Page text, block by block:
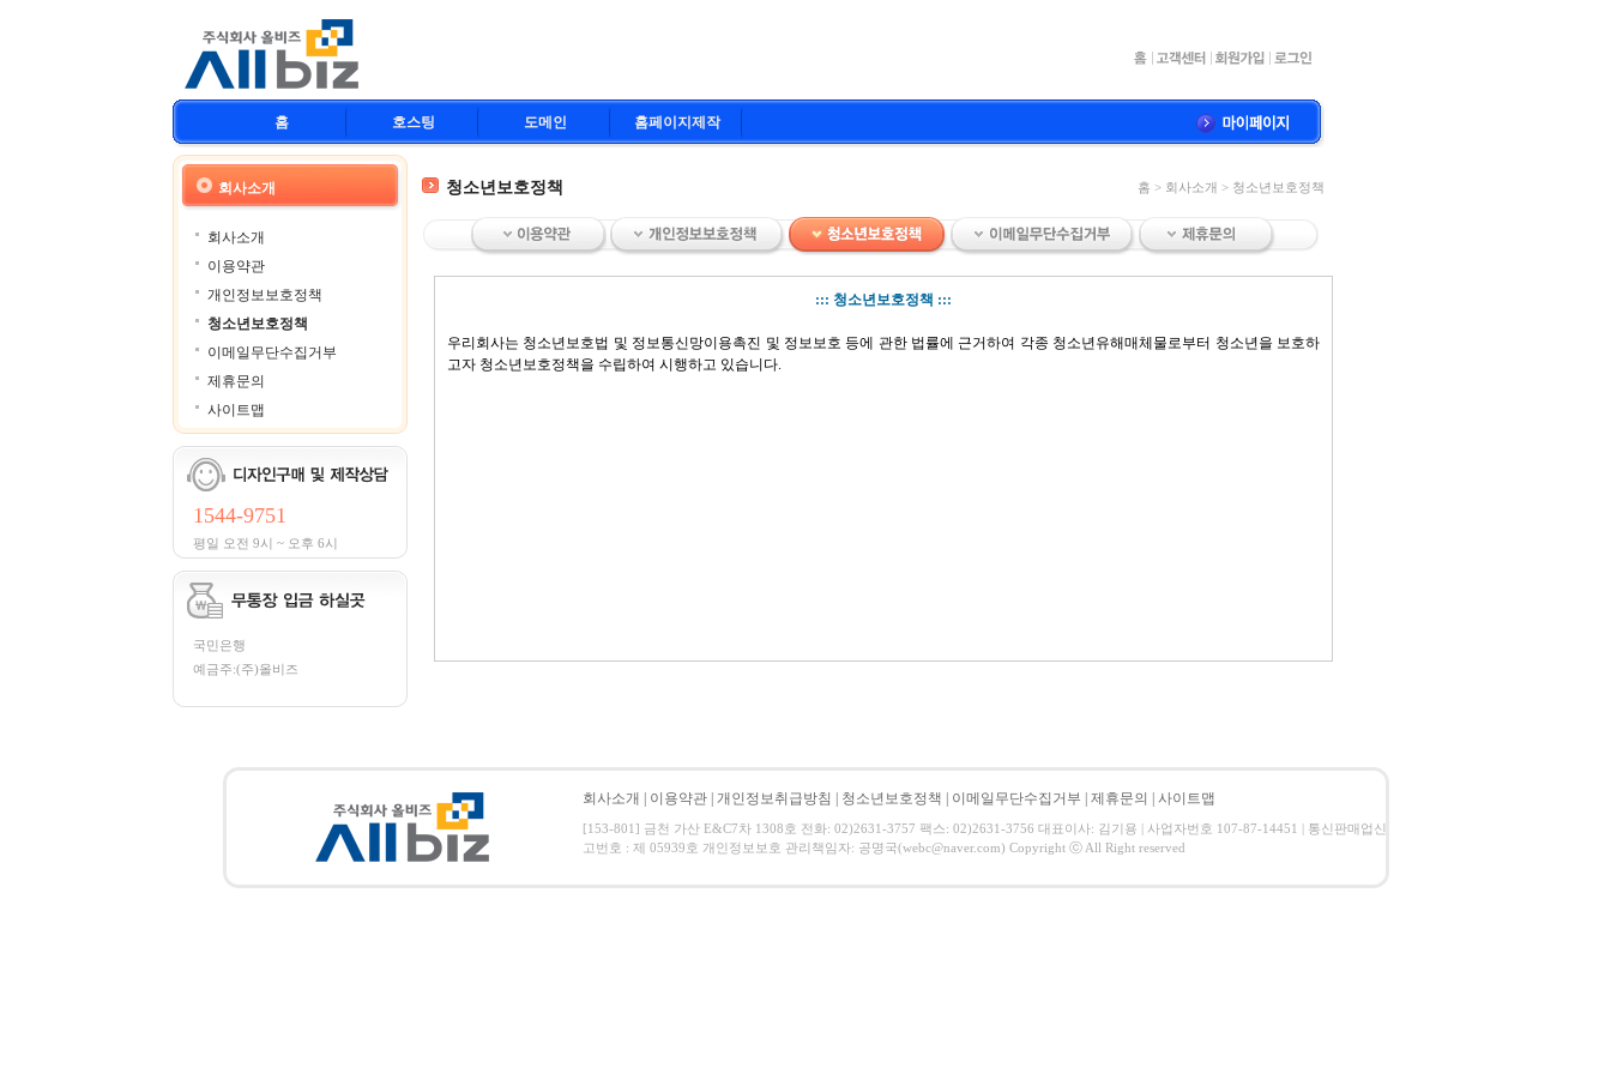
홈 호스팅 도메인 홈페이지제작
회사소개
회사소개
이용약관
개인정보보호정책
청소년보호정책
이메일무단수집거부
제휴문의
사이트맵
1544-9751
평일 오전 9시 ~ 오후 6시
국민은행
예금주:(주)올비즈
청소년보호정책 홈 > 회사소개 > 청소년보호정책
::: 청소년보호정책 :::
우리회사는 청소년보호법 및 정보통신망이용촉진 및 정보보호 등에 관한 법률에 근거하여 각종 청소년유해매체물로부터 청소년을 보호하
고자 청소년보호정책을 수립하여 시행하고 있습니다.
회사소개 이용약관| 개인정보취급방침 청소년보호정책 이메일무단수집거부 제휴문의 사이트맵
[153-801] 금천 가산 E&C7차 1308호 전화: 02)2631-3757 팩스: 02)2631-3756 대표이사: 김기용 | 사업자번호 107-87-14451 | 통신판매업신
고번호 : 제 05939호 개인정보보호 관리책임자: 공명국(webc@naver.com) Copyright ⓒ All Right reserved